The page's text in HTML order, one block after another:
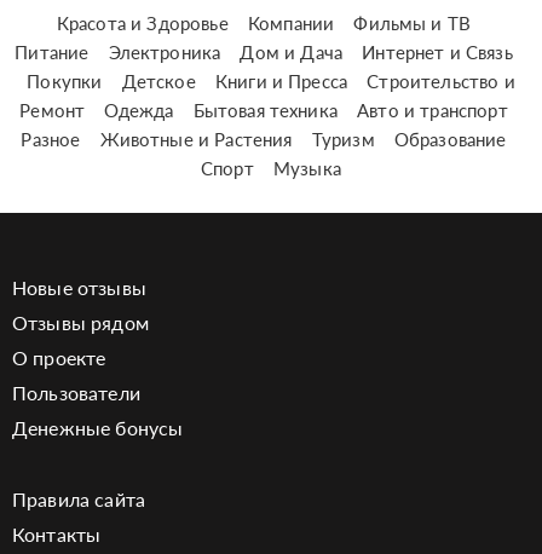
Красота и Здоровье Компании
Фильмы и ТВ
Питание
Электроника Дом и Дача
Интернет и Связь
Покупки
Детское Книги и Пресса
Строительство и
Ремонт
Одежда Бытовая техника
Авто и транспорт
Разное
Животные и Растения Туризм
Образование
Спорт
Музыка
Новые отзывы
Отзывы рядом
О проекте
Пользователи
Денежные бонусы
Правила сайта
Контакты